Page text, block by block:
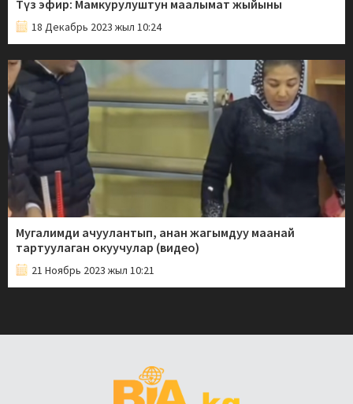
Түз эфир: Мамкурулуштун маалымат жыйыны
18 Декабрь 2023 жыл 10:24
Мугалимди ачуулантып, анан жагымдуу маанай
тартуулаган окуучулар (видео)
21 Ноябрь 2023 жыл 10:21